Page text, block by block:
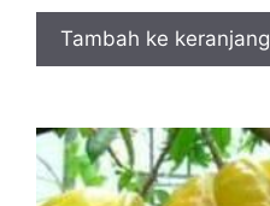
Tambah ke keranjang